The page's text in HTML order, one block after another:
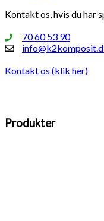
Kontakt os, hvis du har
70 60 53 90
Kontakt os (klik her)
Produkter